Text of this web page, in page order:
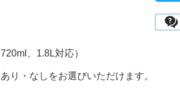
、1.8L対応）
り・なしをお選びいただけます。